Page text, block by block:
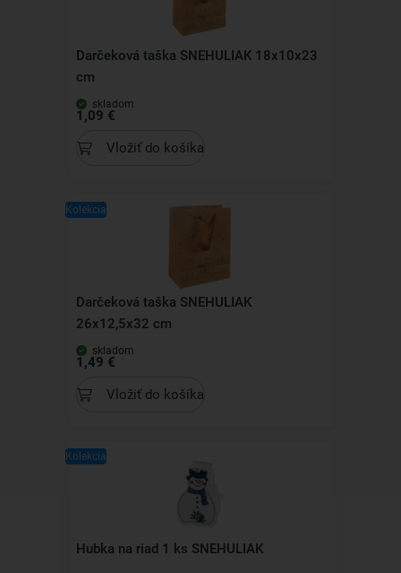
Darčeková taška SNEHULIAK 18x10x23
cm
skladom
1,09 €
Vložiť do košíka
Kolekcia
Darčeková taška SNEHULIAK
26x12,5x32 cm
skladom
1,49 €
Vložiť do košíka
Kolekcia
Hubka na riad 1 ks SNEHULIAK